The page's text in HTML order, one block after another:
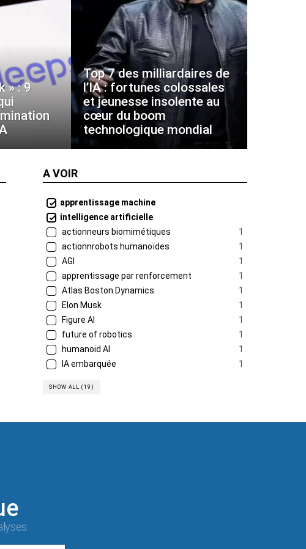
» : 9
Top 7 des milliardaires de
l’IA : fortunes colossales
et jeunesse insolente au
cœur du boom
technologique mondial
A VOIR
apprentissage machine
intelligence artificielle
actionneurs biomimétiques
1
actionnrobots humanoïdes
1
AGI
1
apprentissage par renforcement
1
Atlas Boston Dynamics
1
Elon Musk
1
Figure AI
1
future of robotics
1
humanoid AI
1
IA embarquée
1
SHOW ALL (19)